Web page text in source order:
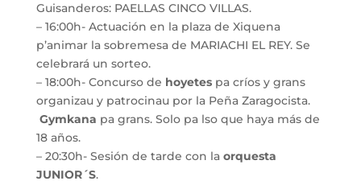
Guisanderos: PAELLAS CINCO VILLAS.
– 16:00h- Actuación en la plaza de Xiquena
p’animar la sobremesa de MARIACHI EL REY. Se
celebrará un sorteo.
– 18:00h- Concurso de hoyetespa críos y grans
organizau y patrocinau por la Peña Zaragocista.
Gymkana pa grans. Solo pa lso que haya más de
18 años.
– 20:30h- Sesión de tarde con la orquesta
JUNIOR´S.